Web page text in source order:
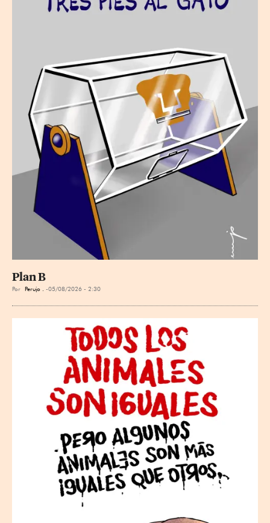
Plan B
Por Perujo . 05/08/2026 - 2:30